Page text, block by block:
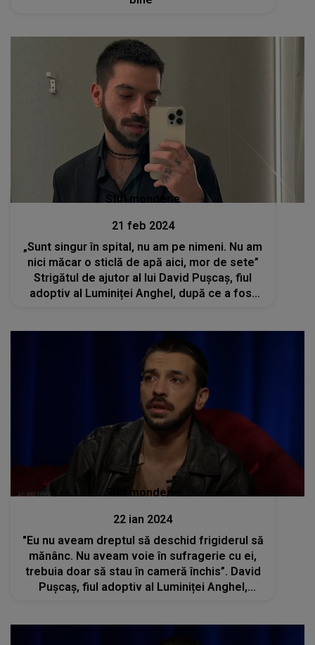
Stiri mondene
21 feb 2024
„Sunt singur în spital, nu am pe nimeni. Nu am
nici măcar o sticlă de apă aici, mor de sete”
Strigătul de ajutor al lui David Pușcaș, fiul
adoptiv al Luminiței Anghel, după ce a fost
Stiri mondene
22 ian 2024
"Eu nu aveam dreptul să deschid frigiderul să
mănânc. Nu aveam voie în sufragerie cu ei,
trebuia doar să stau în cameră închis”. David
Pușcaș, fiul adoptiv al Luminiței Anghel,